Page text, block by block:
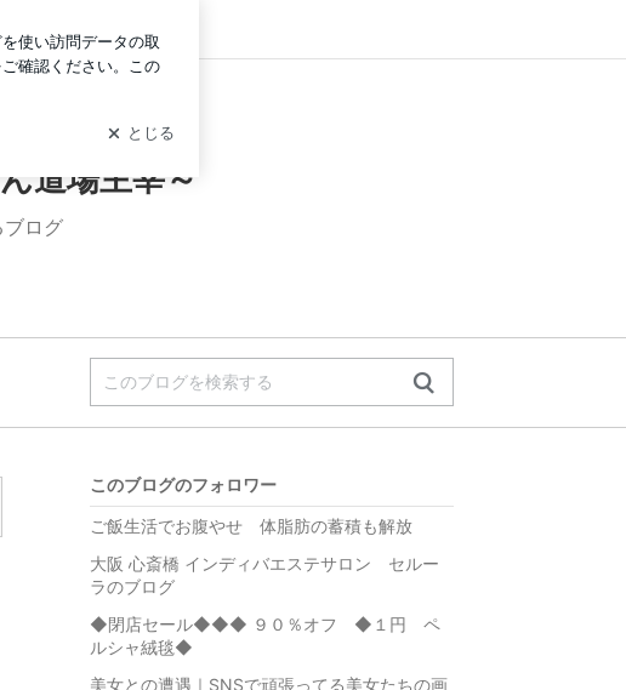
主宰～
ログイン
道場主宰～
ログ
このブログのフォロワー
ご飯生活でお腹やせ 体脂肪の蓄積も解放
大阪 心斎橋 インディバエステサロン セルー
ラのブログ
◆閉店セール◆◆◆ ９０％オフ ◆１円 ペ
ルシャ絨毯◆
美女との遭遇｜SNSで頑張ってる美女たちの画